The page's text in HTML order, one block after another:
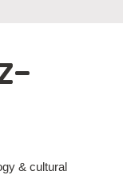
& cultural